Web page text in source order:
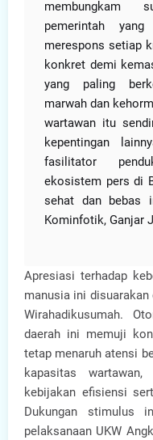
membungkam
pemerintah
merespons setiap
konkret demi
yang paling
marwah dan
wartawan itu
kepentingan
fasilitator
ekosistem pers di
sehat dan bebas
Kominfotik, Ganjar
Apresiasi terhadap
manusia ini disuarakan
Wirahadikusumah.
daerah ini memuji
tetap menaruh atensi
kapasitas
kebijakan efisiensi
Dukungan stimulus
pelaksanaan UKW